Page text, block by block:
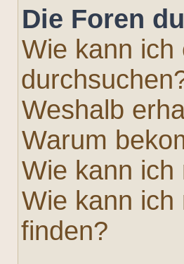
Die Foren
Wie kann ich
Weshalb
Warum
Wie kann ich
Wie kann ich
finden?